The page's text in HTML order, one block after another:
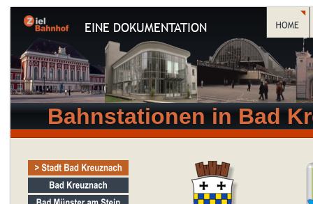
EINE DOKUMENTATION
Bahnstationen in Bad